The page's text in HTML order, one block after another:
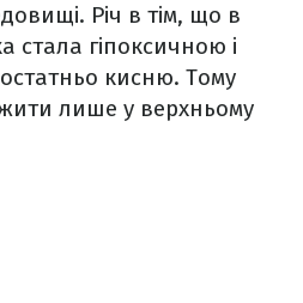
Річ в тім, що в
стала гіпоксичною і
кисню. Тому
лише у верхньому